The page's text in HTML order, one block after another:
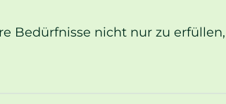
Bedürfnisse nicht nur zu erfüllen,